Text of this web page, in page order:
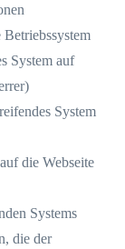
System auf
System
die Webseite
Systems
die der